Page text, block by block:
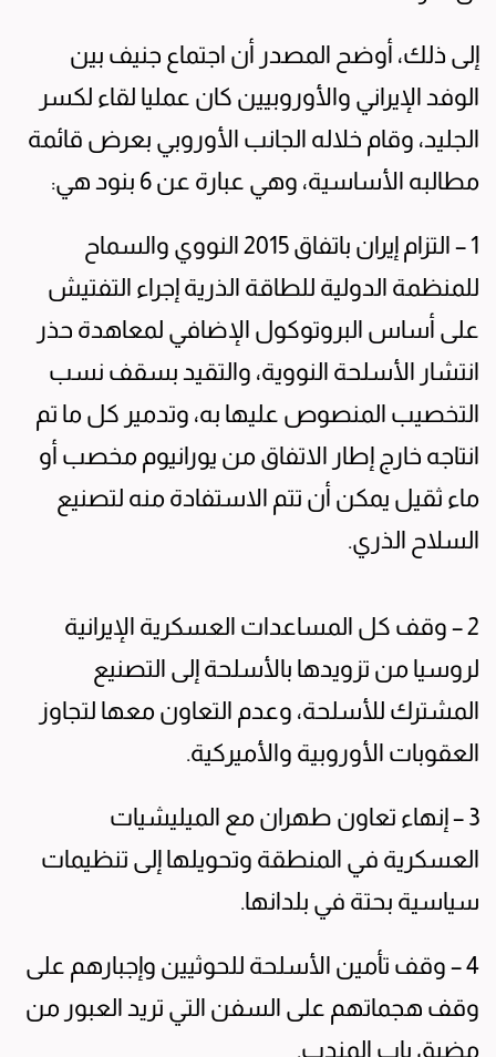
إلى ذلك، أوضح المصدر أن اجتماع جنيف بين
الوفد الإيراني والأوروبيين كان عمليا لقاء لكسر
الجليد، وقام خلاله الجانب الأوروبي بعرض قائمة
مطالبه الأساسية، وهي عبارة عن 6 بنود هي:
1 – التزام إيران باتفاق 2015 النووي والسماح
للمنظمة الدولية للطاقة الذرية إجراء التفتيش
على أساس البروتوكول الإضافي لمعاهدة حذر
انتشار الأسلحة النووية، والتقيد بسقف نسب
التخصيب المنصوص عليها به، وتدمير كل ما تم
انتاجه خارج إطار الاتفاق من يورانيوم مخصب أو
ماء ثقيل يمكن أن تتم الاستفادة منه لتصنيع
السلاح الذري.
2 – وقف كل المساعدات العسكرية الإيرانية
لروسيا من تزويدها بالأسلحة إلى التصنيع
المشترك للأسلحة، وعدم التعاون معها لتجاوز
العقوبات الأوروبية والأميركية.
3 – إنهاء تعاون طهران مع الميليشيات
العسكرية في المنطقة وتحويلها إلى تنظيمات
سياسية بحتة في بلدانها.
4 – وقف تأمين الأسلحة للحوثيين وإجبارهم على
وقف هجماتهم على السفن التي تريد العبور من
مضيق باب المندب.